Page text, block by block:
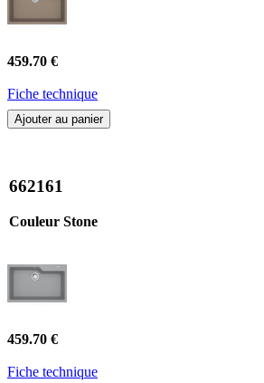
459.70 €
Fiche technique
Ajouter au panier
662161
Couleur Stone
459.70 €
Fiche technique